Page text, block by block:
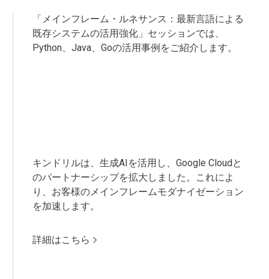
「メインフレーム・ルネサンス：最新言語による
既存システムの活用強化」セッションでは、
Python、Java、Goの活用事例をご紹介します。
キンドリルは、生成AIを活用し、Google Cloudと
のパートナーシップを拡大しました。これによ
り、お客様のメインフレームモダナイゼーション
を加速します。
詳細はこちら